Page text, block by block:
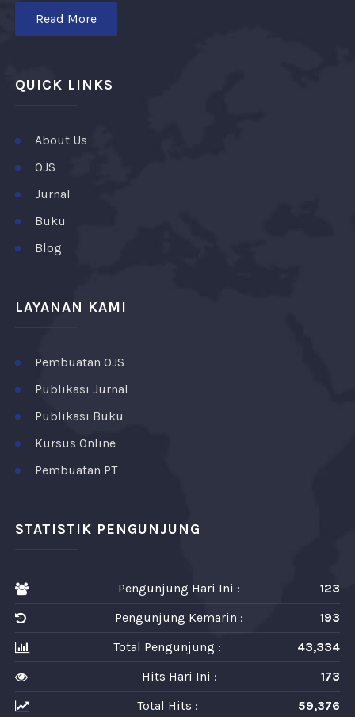
Read More
QUICK LINKS
About Us
OJS
Jurnal
Buku
Blog
LAYANAN KAMI
Pembuatan OJS
Publikasi Jurnal
Publikasi Buku
Kursus Online
Pembuatan PT
STATISTIK PENGUNJUNG
Pengunjung Hari Ini :
123
Pengunjung Kemarin :
193
Total Pengunjung :
43,334
Hits Hari Ini :
173
Total Hits :
59,376